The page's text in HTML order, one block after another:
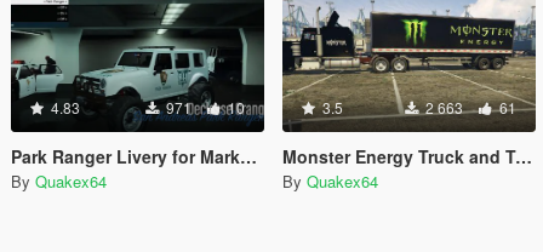
4.83 971 10
Park Ranger Livery for Marked Mesa3
By Quakex64
3.5 2 663 61
Monster Energy Truck and Trailer
By Quakex64